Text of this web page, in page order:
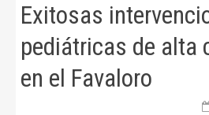
Exitosas
pediátricas de alta
en el Favaloro